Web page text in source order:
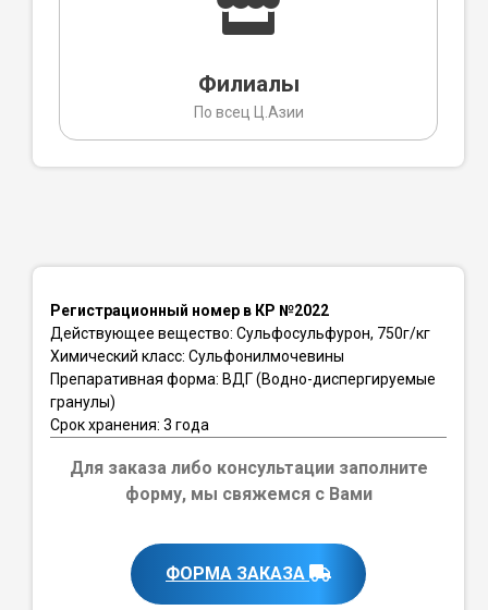
Филиалы
По всец Ц.Азии
Регистрационный номер в КР №2022
Действующее вещество: Сульфосульфурон, 750г/кг
Химический класс: Сульфонилмочевины
Препаративная форма: ВДГ (Водно-диспергируемые
гранулы)
Срок хранения: 3 года
Для заказа либо консультации заполните
форму, мы свяжемся с Вами
ФОРМА ЗАКАЗА